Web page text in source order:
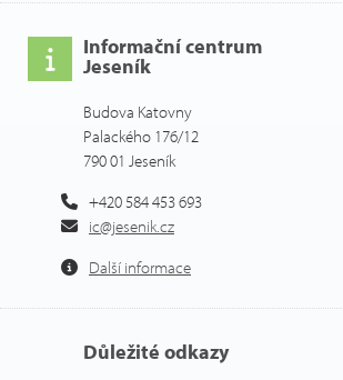
Informační centrum
Jeseník
Budova Katovny
Palackého 176/12
790 01 Jeseník
+420 584 453 693
ic@jesenik.cz
Další informace
Důležité odkazy